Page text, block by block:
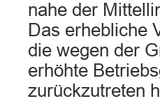
nahe der
Das erhebliche
die wegen der
erhöhte
zurückzutreten